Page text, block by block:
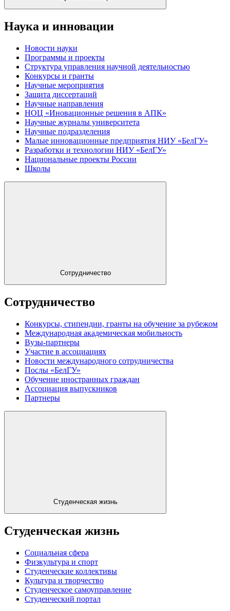
Наука и инновации
Новости науки
Программы и проекты
Структура управления научной деятельностью
Конкурсы и гранты
Научные мероприятия
Защита диссертаций
Научные направления
НОЦ «Иновационные решения в АПК»
Научные журналы университета
Научные подразделения
Малые инновационные предприятия НИУ «БелГУ»
Разработки и технологии НИУ «БелГУ»
Национальные проекты России
Школы
Сотрудничество
Сотрудничество
Конкурсы, стипендии, гранты на обучение за рубежом
Международная академическая мобильность
Вузы-партнеры
Участие в ассоциациях
Новости международного сотрудничества
Послы «БелГУ»
Обучение иностранных граждан
Ассоциация выпускников
Партнеры
Студенческая жизнь
Студенческая жизнь
Социальная сфера
Физкультура и спорт
Студенческие коллективы
Культура и творчество
Студенческое самоуправление
Студенческий портал